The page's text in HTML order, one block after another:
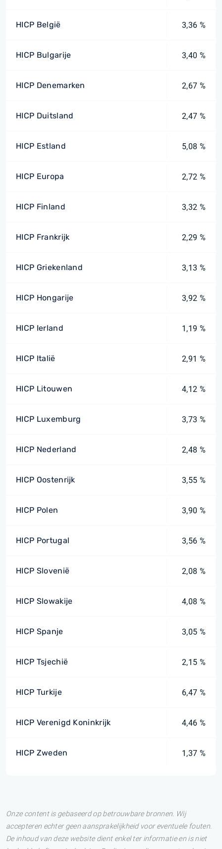
HICP België 3,36 %
HICP Bulgarije 3,40 %
HICP Denemarken 2,67 %
HICP Duitsland 2,47 %
HICP Estland 5,08 %
HICP Europa 2,72 %
HICP Finland 3,32 %
HICP Frankrijk 2,29 %
HICP Griekenland 3,13 %
HICP Hongarije 3,92 %
HICP Ierland 1,19 %
HICP Italië 2,91 %
HICP Litouwen 4,12 %
HICP Luxemburg 3,73 %
HICP Nederland 2,48 %
HICP Oostenrijk 3,55 %
HICP Polen 3,90 %
HICP Portugal 3,56 %
HICP Slovenië 2,08 %
HICP Slowakije 4,08 %
HICP Spanje 3,05 %
HICP Tsjechië 2,15 %
HICP Turkije 6,47 %
HICP Verenigd Koninkrijk 4,46 %
HICP Zweden 1,37 %
Onze content is gebaseerd op betrouwbare bronnen. Wij
accepteren echter geen aansprakelijkheid voor eventuele fouten.
De inhoud van deze website dient enkel ter informatie en is niet